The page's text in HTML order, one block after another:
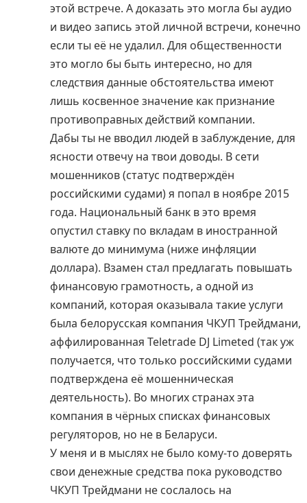
этой встрече. А доказать это могла бы аудио
и видео запись этой личной встречи, конечно
если ты её не удалил. Для общественности
это могло бы быть интересно, но для
следствия данные обстоятельства имеют
лишь косвенное значение как признание
противоправных действий компании.
Дабы ты не вводил людей в заблуждение, для
ясности отвечу на твои доводы. В сети
мошенников (статус подтверждён
российскими судами) я попал в ноябре 2015
года. Национальный банк в это время
опустил ставку по вкладам в иностранной
валюте до минимума (ниже инфляции
доллара). Взамен стал предлагать повышать
финансовую грамотность, а одной из
компаний, которая оказывала такие услуги
была белорусская компания ЧКУП Трейдмани,
аффилированная Teletrade DJ Limeted (так уж
получается, что только российскими судами
подтверждена её мошенническая
деятельность). Во многих странах эта
компания в чёрных списках финансовых
регуляторов, но не в Беларуси.
У меня и в мыслях не было кому-то доверять
свои денежные средства пока руководство
ЧКУП Трейдмани не сослалось на